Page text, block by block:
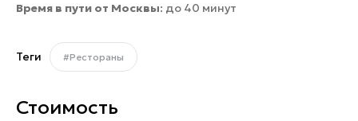
Время в пути от Москвы: до 40 минут
Теги #Рестораны
Стоимость